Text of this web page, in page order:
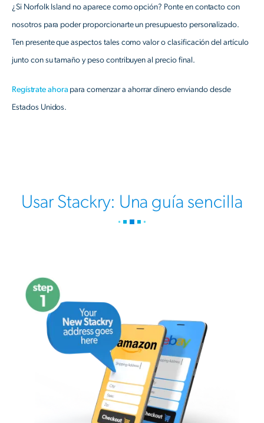
¿Si Norfolk Island no aparece como opción? Ponte en contacto con
nosotros para poder proporcionarte un presupuesto personalizado.
Ten presente que aspectos tales como valor o clasificación del artículo
junto con su tamaño y peso contribuyen al precio final.
Regístrate ahora para comenzar a ahorrar dinero enviando desde
Estados Unidos.
Usar Stackry: Una guía sencilla